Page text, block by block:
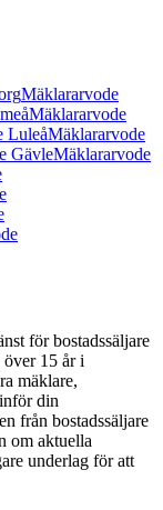
Mäklararvode
Mäklararvode
LuleåMäklararvode
GävleMäklararvode
för bostadssäljare
över 15 år i
mäklare,
din
från bostadssäljare
om aktuella
underlag för att